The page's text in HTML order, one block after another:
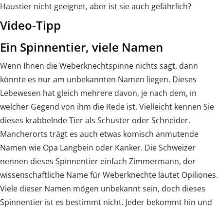
Haustier nicht geeignet, aber ist sie auch gefährlich?
Video-Tipp
Ein Spinnentier, viele Namen
Wenn Ihnen die Weberknechtspinne nichts sagt, dann
könnte es nur am unbekannten Namen liegen. Dieses
Lebewesen hat gleich mehrere davon, je nach dem, in
welcher Gegend von ihm die Rede ist. Vielleicht kennen Sie
dieses krabbelnde Tier als Schuster oder Schneider.
Mancherorts trägt es auch etwas komisch anmutende
Namen wie Opa Langbein oder Kanker. Die Schweizer
nennen dieses Spinnentier einfach Zimmermann, der
wissenschaftliche Name für Weberknechte lautet Opiliones.
Viele dieser Namen mögen unbekannt sein, doch dieses
Spinnentier ist es bestimmt nicht. Jeder bekommt hin und